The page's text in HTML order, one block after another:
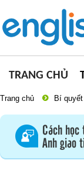
TRANG CHỦ
Trang chủ Bí
Cách học
Anh giao